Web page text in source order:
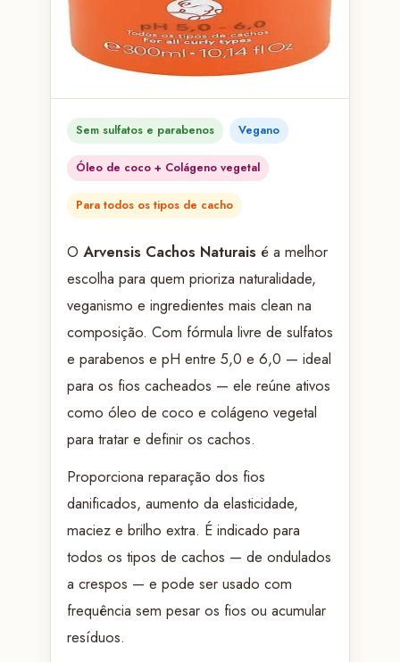
Sem sulfatos e parabenos Vegano
Óleo de coco + Colágeno vegetal
Para todos os tipos de cacho
O Arvensis Cachos Naturaisé a melhor
escolha para quem prioriza naturalidade,
veganismo e ingredientes mais clean na
composição. Com fórmula livre de sulfatos
e parabenos e pH entre 5,0 e 6,0 — ideal
para os fios cacheados — ele reúne ativos
como óleo de coco e colágeno vegetal
para tratar e definir os cachos.
Proporciona reparação dos fios
danificados, aumento da elasticidade,
maciez e brilho extra. É indicado para
todos os tipos de cachos — de ondulados
a crespos — e pode ser usado com
frequência sem pesar os fios ou acumular
resíduos.